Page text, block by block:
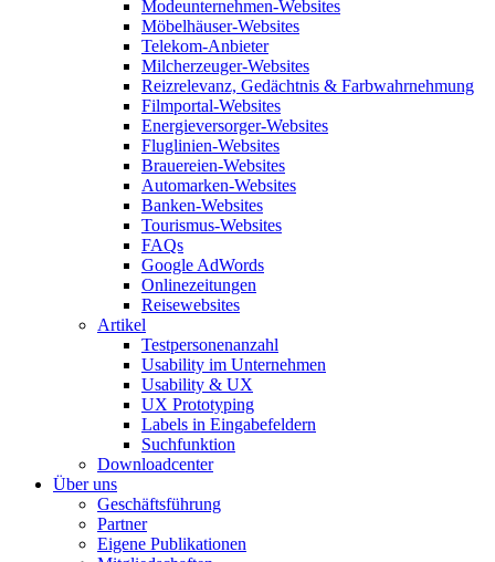
Modeunternehmen-Websites
Möbelhäuser-Websites
Telekom-Anbieter
Milcherzeuger-Websites
Reizrelevanz, Gedächtnis & Farbwahrnehmung
Filmportal-Websites
Energieversorger-Websites
Fluglinien-Websites
Brauereien-Websites
Automarken-Websites
Banken-Websites
Tourismus-Websites
FAQs
Google AdWords
Onlinezeitungen
Reisewebsites
Artikel
Testpersonenanzahl
Usability im Unternehmen
Usability & UX
UX Prototyping
Labels in Eingabefeldern
Suchfunktion
Downloadcenter
Über uns
Geschäftsführung
Partner
Eigene Publikationen